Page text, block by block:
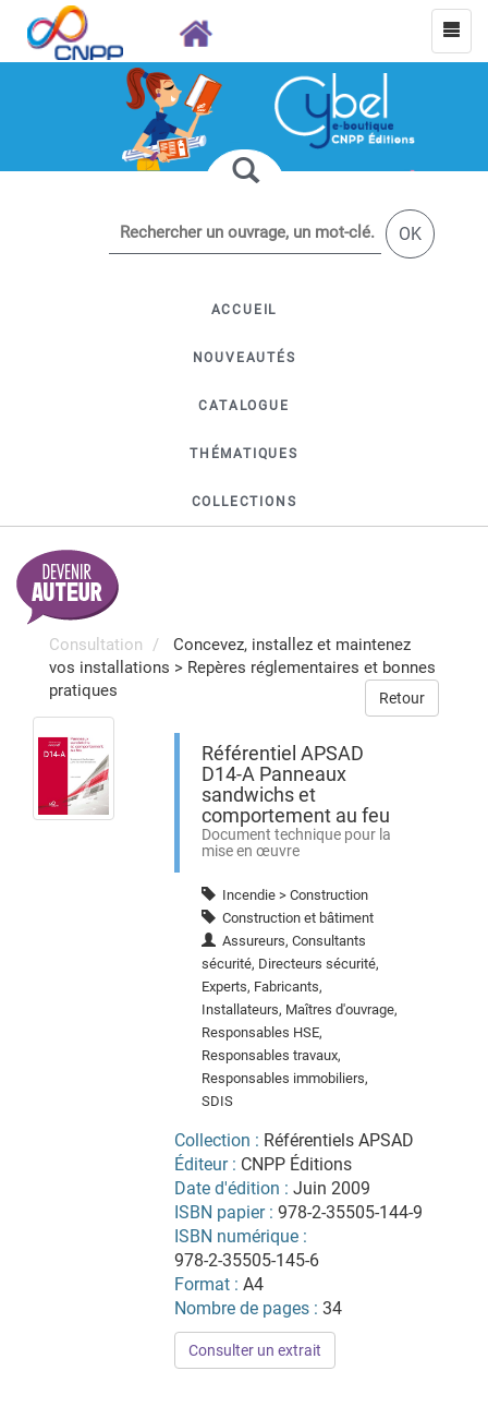
OK
ACCUEIL
NOUVEAUTÉS
CATALOGUE
THÉMATIQUES
COLLECTIONS
Consultation
Concevez, installez et maintenez
vos installations > Repères réglementaires et bonnes
pratiques
Retour
Référentiel APSAD
D14-A Panneaux
sandwichs et
comportement au feu
Document technique pour la
mise en œuvre
Incendie > Construction
Construction et bâtiment
Assureurs, Consultants
sécurité, Directeurs sécurité,
Experts, Fabricants,
Installateurs, Maîtres d'ouvrage,
Responsables HSE,
Responsables travaux,
Responsables immobiliers,
SDIS
Collection : Référentiels APSAD
Éditeur : CNPP Éditions
Date d'édition : Juin 2009
ISBN papier : 978-2-35505-144-9
ISBN numérique :
978-2-35505-145-6
Format : A4
Nombre de pages : 34
Consulter un extrait